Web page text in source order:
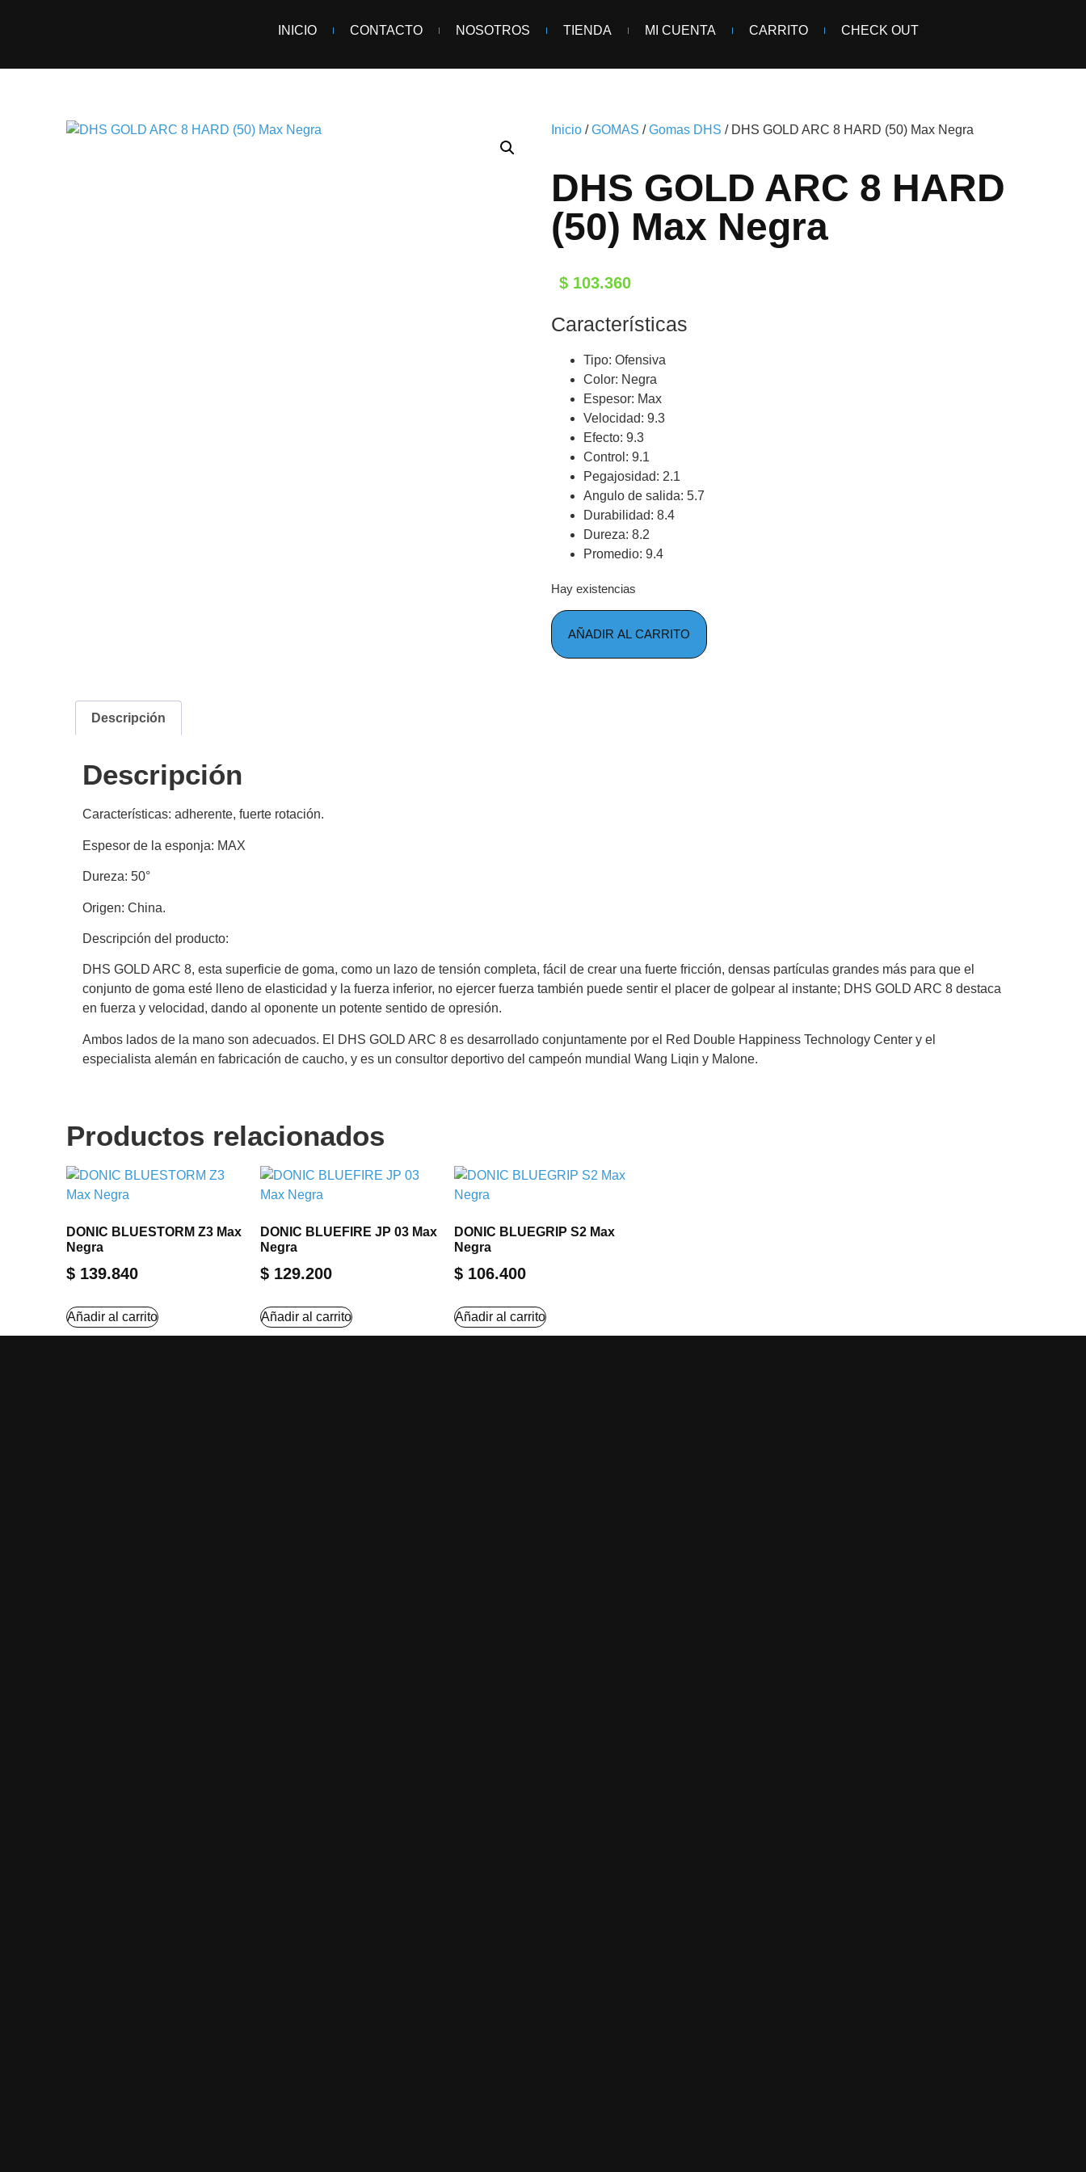
INICIO CONTACTO NOSOTROS TIENDA MI CUENTA CARRITO CHECK OUT
Inicio /GOMAS /Gomas DHS / DHS GOLD ARC 8 HARD (50) Max Negra
DHS GOLD ARC 8 HARD
(50) Max Negra
$ 103.360
Características
Tipo: Ofensiva
Color: Negra
Espesor: Max
Velocidad: 9.3
Efecto: 9.3
Control: 9.1
Pegajosidad: 2.1
Angulo de salida: 5.7
Durabilidad: 8.4
Dureza: 8.2
Promedio: 9.4
Hay existencias
AÑADIR AL CARRITO
Descripción
Descripción
Características: adherente, fuerte rotación.
Espesor de la esponja: MAX
Dureza: 50°
Origen: China.
Descripción del producto:
DHS GOLD ARC 8, esta superficie de goma, como un lazo de tensión completa, fácil de crear una fuerte fricción, densas partículas grandes más para que el
conjunto de goma esté lleno de elasticidad y la fuerza inferior, no ejercer fuerza también puede sentir el placer de golpear al instante; DHS GOLD ARC 8 destaca
en fuerza y velocidad, dando al oponente un potente sentido de opresión.
Ambos lados de la mano son adecuados. El DHS GOLD ARC 8 es desarrollado conjuntamente por el Red Double Happiness Technology Center y el
especialista alemán en fabricación de caucho, y es un consultor deportivo del campeón mundial Wang Liqin y Malone.
Productos relacionados
DONIC BLUESTORM Z3 Max
Negra
$ 139.840
Añadir al carrito
DONIC BLUEFIRE JP 03 Max
Negra
$ 129.200
Añadir al carrito
DONIC BLUEGRIP S2 Max
Negra
$ 106.400
Añadir al carrito